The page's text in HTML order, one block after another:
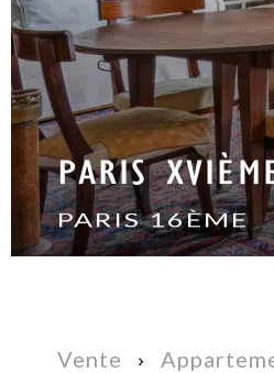
PARIS
PARIS 16ÈME
Vente